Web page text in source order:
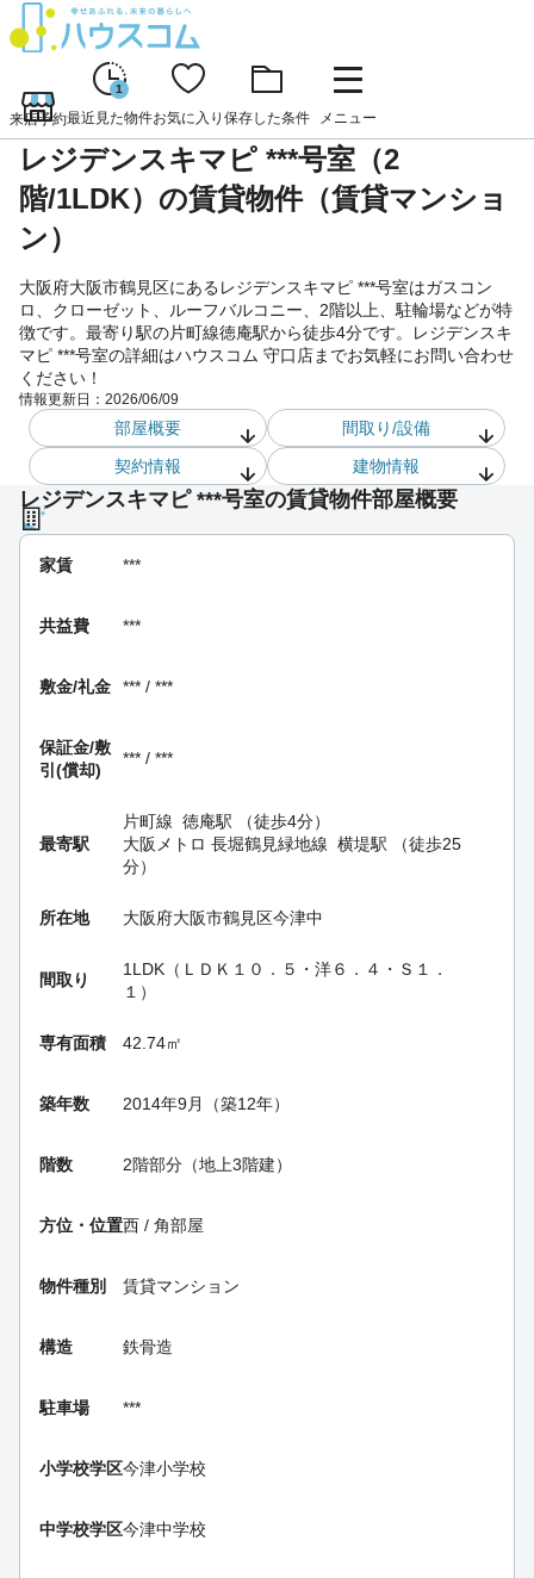
来店予約
1
最近見た物件お気に入り 保存した条件 メニュー
レジデンスキマピ ***号室（2
階/1LDK）の賃貸物件（賃貸マンショ
ン）
大阪府大阪市鶴見区にあるレジデンスキマピ ***号室はガスコン
ロ、クローゼット、ルーフバルコニー、2階以上、駐輪場などが特
徴です。最寄り駅の片町線徳庵駅から徒歩4分です。レジデンスキ
マピ ***号室の詳細はハウスコム 守口店までお気軽にお問い合わせ
ください！
情報更新日： 2026/06/09
部屋概要
間取り/設備
契約情報
建物情報
レジデンスキマピ ***号室の賃貸物件部屋概要
家賃 ***
共益費 ***
敷金/礼金 *** / ***
保証金/敷
引(償却)
*** / ***
最寄駅
片町線 徳庵駅 （徒歩4分）
大阪メトロ 長堀鶴見緑地線 横堤駅 （徒歩25
分）
所在地 大阪府大阪市鶴見区今津中
間取り
1LDK（ＬＤＫ１０．５・洋６．４・Ｓ１．
１）
専有面積 42.74㎡
築年数 2014年9月（築12年）
階数 2階部分（地上3階建）
方位・位置西 / 角部屋
物件種別 賃貸マンション
構造 鉄骨造
駐車場 ***
小学校学区今津小学校
中学校学区今津中学校